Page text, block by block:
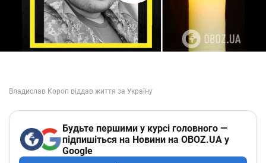
Будьте першими у курсі головного —
підпишіться на Новини на OBOZ.UA у
Google